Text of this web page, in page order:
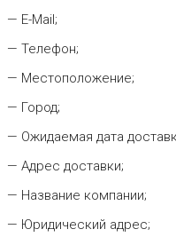
— E-Mail;
— Телефон;
— Местоположение;
— Город;
— Ожидаемая дата
— Адрес доставки;
— Название компании;
— Юридический адрес;